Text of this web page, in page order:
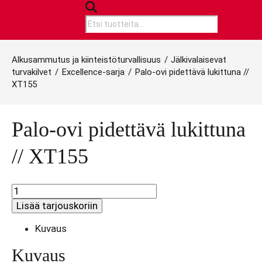
search
Alkusammutus ja kiinteistöturvallisuus / Jälkivalaisevat
turvakilvet / Excellence-sarja / Palo-ovi pidettävä lukittuna //
XT155
Palo-ovi pidettävä lukittuna
// XT155
Palo-
ovi
pidettävä
määrä
Lisää tarjouskoriin
Kuvaus
Kuvaus